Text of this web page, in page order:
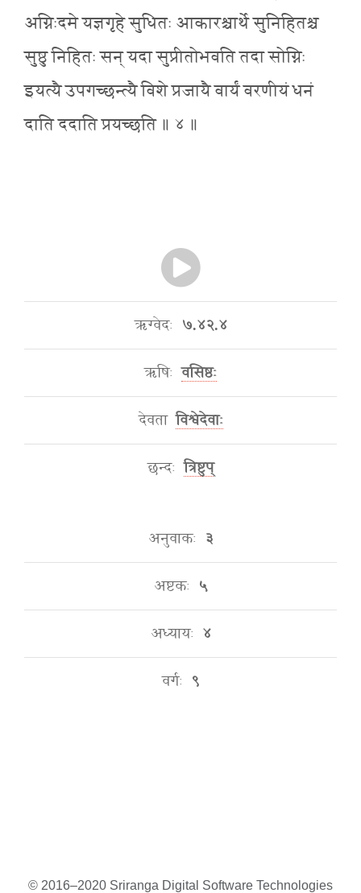
अग्निःदमे यज्ञगृहे सुधितः आकारश्चार्थे सुनिहितश्च
सुष्ठु निहितः सन् यदा सुप्रीतोभवति तदा सोग्निः
इयत्यै उपगच्छन्त्यै विशे प्रजायै वार्यं वरणीयं धनं
दाति ददाति प्रयच्छति ॥ ४ ॥
ऋग्वेदः ७.४२.४
ऋषिः वसिष्ठः
देवता विश्वेदेवाः
छन्दः त्रिष्टुप्
अनुवाकः ३
अष्टकः ५
अध्यायः ४
वर्गः ९
© 2016–2020 Sriranga Digital Software Technologies